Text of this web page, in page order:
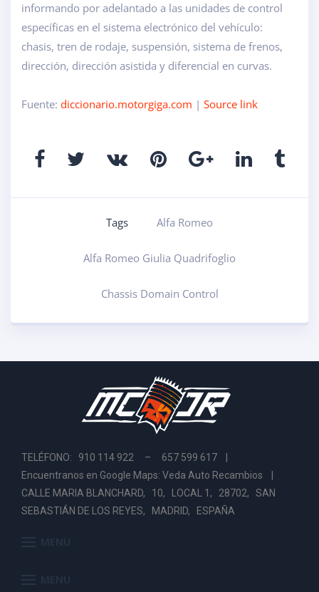
informando por adelantado a las unidades de control
específicas en el sistema electrónico del vehículo:
chasis, tren de rodaje, suspensión, sistema de frenos,
dirección, dirección asistida y diferencial en curvas.
Fuente: diccionario.motorgiga.com | Source link
Tags Alfa Romeo
Alfa Romeo Giulia Quadrifoglio
Chassis Domain Control
TELÉFONO: 910 114 922 – 657 599 617 |
Encuentranos en Google Maps: Veda Auto Recambios
CALLE MARIA BLANCHARD, 10, LOCAL 1, 28702, SAN
SEBASTIÁN DE LOS REYES, MADRID, ESPAÑA
MENU
MENU